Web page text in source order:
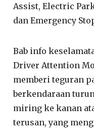
Assist, Electric
dan Emergency
Bab info
Driver Attention
memberi teguran
berkendaraan
miring ke kanan
terusan, yang